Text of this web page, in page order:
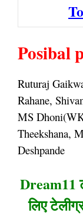
Posibal
Ruturaj
Rahane,
MS
Theekshana,
Deshpande
Dream11
लिए